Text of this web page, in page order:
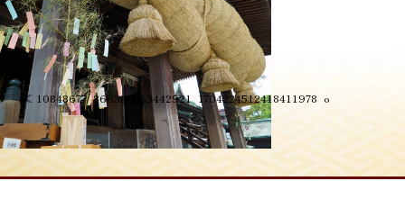
投
稿
ナ
≪ 10848677_866397863442921_1704224512418411978_o